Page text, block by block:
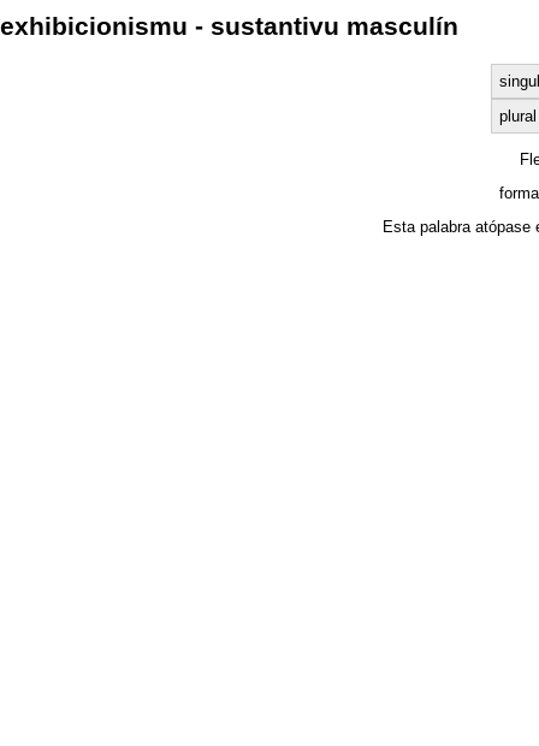
exhibicionismu - sustantivu masculín
plural
Esta palabra atópase